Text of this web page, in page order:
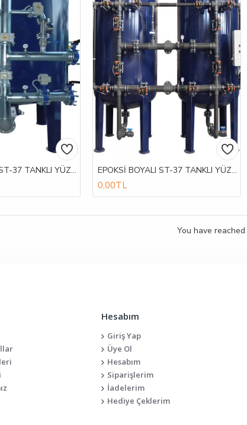
EPOKSİ BOYALI ST-37 TANKLI YÜZEY BORULAMALI SINGLE YUMUŞATMA SİSTEMLERİ EPOKSİ BOYALI ST-37 TANKLI YÜZEY BORULAMALI TANDEM YUMUŞATMA SİSTEMLERİ
0,00TL
You have
Hesabım
Giriş Yap
Üye Ol
Hesabım
Siparişlerim
İadelerim
Hediye Çeklerim